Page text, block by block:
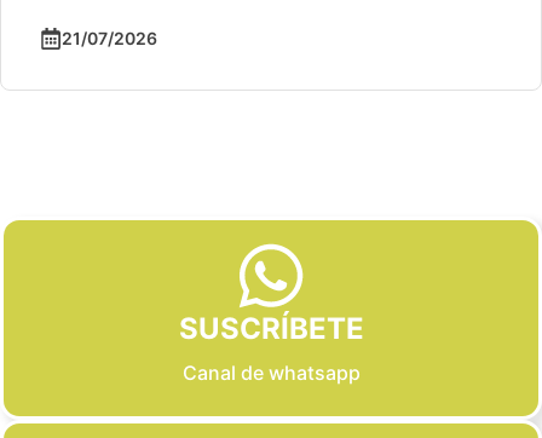
21/07/2026
SUSCRÍBETE
Canal de whatsapp